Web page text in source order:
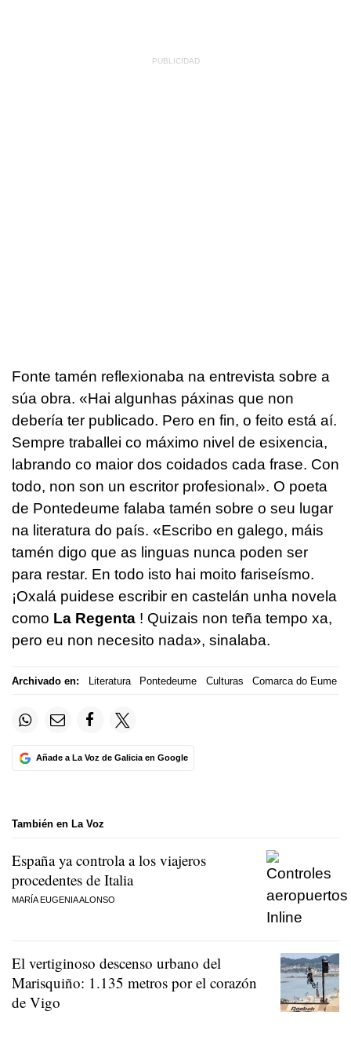
Fonte tamén reflexionaba na entrevista sobre a
súa obra. «Hai algunhas páxinas que non
debería ter publicado. Pero en fin, o feito está aí.
Sempre traballei co máximo nivel de esixencia,
labrando co maior dos coidados cada frase. Con
todo, non son un escritor profesional». O poeta
de Pontedeume falaba tamén sobre o seu lugar
na literatura do país. «Escribo en galego, máis
tamén digo que as linguas nunca poden ser
para restar. En todo isto hai moito fariseísmo.
¡Oxalá puidese escribir en castelán unha novela
como La Regenta ! Quizais non teña tempo xa,
pero eu non necesito nada», sinalaba.
Archivado en: Literatura Pontedeume Culturas Comarca do Eume
Añade a La Voz de Galicia en Google
También en La Voz
España ya controla a los viajeros
procedentes de Italia
MARÍA EUGENIA ALONSO
El vertiginoso descenso urbano del
Marisquiño: 1.135 metros por el corazón
de Vigo